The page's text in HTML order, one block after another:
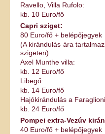
Ravello, Villa Rufolo:
kb. 10 Euro/fő
Capri sziget:
80 Euro/fő + belépőjegyek
(A kirándulás ára
szigeten)
Axel Munthe villa:
kb. 12 Euro/fő
Libegő:
kb. 14 Euro/fő
Hajókirándulás a
kb. 24 Euro/fő
Pompei extra-Vezúv
40 Euro/fő + belépőjegyek